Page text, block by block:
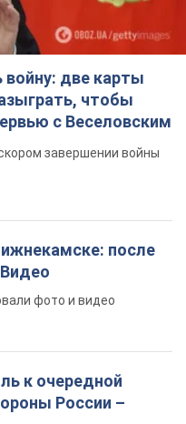
войну: две карты
чтобы
с Веселовским
завершении войны
после
фото и видео
к очередной
России –